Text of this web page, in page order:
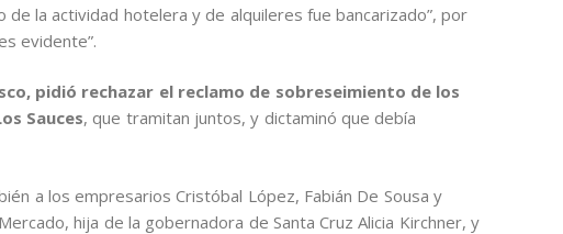
la actividad hotelera y de alquileres fue bancarizado”, por
evidente”.
pidió rechazar el reclamo de sobreseimiento de los
Sauces, que tramitan juntos, y dictaminó que debía
a los empresarios Cristóbal López, Fabián De Sousa y
hija de la gobernadora de Santa Cruz Alicia Kirchner, y